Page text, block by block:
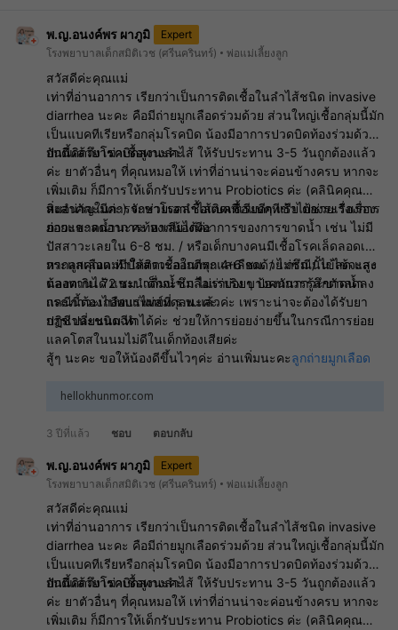
พ.ญ.อนงค์พร ผาภูมิ
Expert
โรงพยาบาลเด็กสมิติเวช (ศรีนครินทร์)
พ่อแม่เลี้ยงลูก
สวัสดีค่ะคุณแม่
เท่าที่อ่านอาการ เรียกว่าเป็นการติดเชื้อในลำไส้ชนิด invasive
diarrhea นะคะ คือมีถ่ายมูกเลือดร่วมด้วย ส่วนใหญ่เชื้อกลุ่มนี้มัก
เป็นแบคทีเรียหรือกลุ่มโรคบิด น้องมีอาการปวดบิดท้องร่วมด้วย
อันนี้คิดถึงโรคบิดสูงนะคะ
ปกติแล้วยาฆ่าเชื้อทางลำไส้ ให้รับประทาน 3-5 วันถูกต้องแล้ว
ค่ะ ยาตัวอื่นๆ ที่คุณหมอให้ เท่าที่อ่านน่าจะค่อนข้างครบ หากจะ
เพิ่มเติม ก็มีการให้เด็กรับประทาน Probiotics ค่ะ (คลินิคคุณ
หมอน่าจะมีค่ะ) จะช่วยเอาเชื้อแบคทีเรียดีๆ เข้าไปช่วยเรื่องการ
ย่อยและลดอาการท้องเสียได้ค่ะ
สิ่งสำคัญในการรักษาโรคลำไส้ติดเชื้อแบคทีเรีย ต้องระวังเรื่อง
ภาวะขาดน้ำนะคะ หากน้องมีอาการของการขาดน้ำ เช่น ไม่มี
ปัสสาวะเลยใน 6-8 ชม. / หรือเด็กบางคนมีเชื้อโรคเล็ดลอดเข้า
กระแสเลือด ทำให้ติดเชื้อในกระแสเลือดด้วย กรณีนั้น ไข้จะสูง
ตลอดเกิน 72 ชม. เด็กจะซึม ไม่ร่าเริง บางคนการรู้สึกตัวลดลง
กรณีนี้ต้องไปพบแพทย์ที่ ร.พ.แล้วค่ะ เพราะน่าจะต้องได้รับยา
ปฏิชีวนะชนิดฉีด
หากลูกคุณแม่มีปัสสาวะออกดีทุก 4-6 ชม. / ไม่ซึม / ไข้ลด และ
น้องทานได้ แนะนำดื่มน้ำเกลือแร่บ่อยๆ ป้องกันภาวะขาดน้ำ
และภาวะเกลือแร่ไม่สมดุลนะคะ
การเปลี่ยนนม ทำได้ค่ะ ช่วยให้การย่อยง่ายขึ้นในกรณีการย่อย
แลคโตสในนมไม่ดีในเด็กท้องเสียค่ะ
สู้ๆ นะคะ ขอให้น้องดีขึ้นไวๆค่ะ อ่านเพิ่มนะคะลูกถ่ายมูกเลือด
hellokhunmor.com
3 ปีที่แล้ว ชอบ ตอบกลับ
พ.ญ.อนงค์พร ผาภูมิ
Expert
โรงพยาบาลเด็กสมิติเวช (ศรีนครินทร์)
พ่อแม่เลี้ยงลูก
สวัสดีค่ะคุณแม่
เท่าที่อ่านอาการ เรียกว่าเป็นการติดเชื้อในลำไส้ชนิด invasive
diarrhea นะคะ คือมีถ่ายมูกเลือดร่วมด้วย ส่วนใหญ่เชื้อกลุ่มนี้มัก
เป็นแบคทีเรียหรือกลุ่มโรคบิด น้องมีอาการปวดบิดท้องร่วมด้วย
อันนี้คิดถึงโรคบิดสูงนะคะ
ปกติแล้วยาฆ่าเชื้อทางลำไส้ ให้รับประทาน 3-5 วันถูกต้องแล้ว
ค่ะ ยาตัวอื่นๆ ที่คุณหมอให้ เท่าที่อ่านน่าจะค่อนข้างครบ หากจะ
เพิ่มเติม ก็มีการให้เด็กรับประทาน Probiotics ค่ะ (คลินิคคุณ